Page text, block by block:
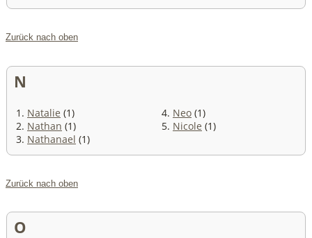
Zurück nach oben
N
1. Natalie (1)
2. Nathan (1)
3. Nathanael (1)
4. Neo (1)
5. Nicole (1)
Zurück nach oben
O